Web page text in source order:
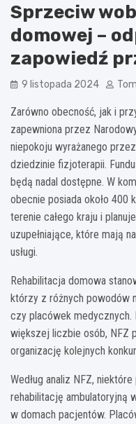
Sprzeciw
domowej –
zapowiedź
9 listopada 2024
Zarówno obecność, jak i
zapewniona przez
niepokoju wyrażanego
dziedzinie fizjoterapii.
będą nadal dostępne. W
obecnie posiada około 400
terenie całego kraju i
uzupełniające, które mają
usługi.
Rehabilitacja domowa
którzy z różnych powodów
czy placówek medycznych.
większej liczbie osób, NFZ
organizację kolejnych
Według analiz NFZ,
rehabilitację ambulatoryjną
w domach pacjentów.